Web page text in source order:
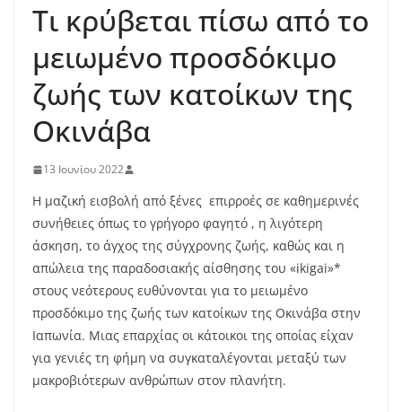
Τι κρύβεται πίσω από το
μειωμένο προσδόκιμο
ζωής των κατοίκων της
Οκινάβα
13 Ιουνίου 2022
Η μαζική εισβολή από ξένες επιρροές σε καθημερινές
συνήθειες όπως το γρήγορο φαγητό , η λιγότερη
άσκηση, το άγχος της σύγχρονης ζωής, καθώς και η
απώλεια της παραδοσιακής αίσθησης του «ikigai»*
στους νεότερους ευθύνονται για το μειωμένο
προσδόκιμο της ζωής των κατοίκων της Οκινάβα στην
Ιαπωνία. Μιας επαρχίας οι κάτοικοι της οποίας είχαν
για γενιές τη φήμη να συγκαταλέγονται μεταξύ των
μακροβιότερων ανθρώπων στον πλανήτη.